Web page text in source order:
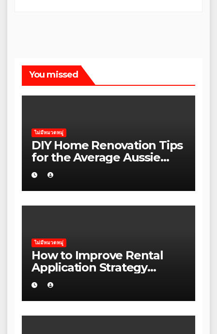
You missed
ไม่มีหมวดหมู่
DIY Home Renovation Tips
for the Average Aussie
Homeowner
ไม่มีหมวดหมู่
How to Improve Rental
Application Strategy
Without Wasting Budget
in the Daintree